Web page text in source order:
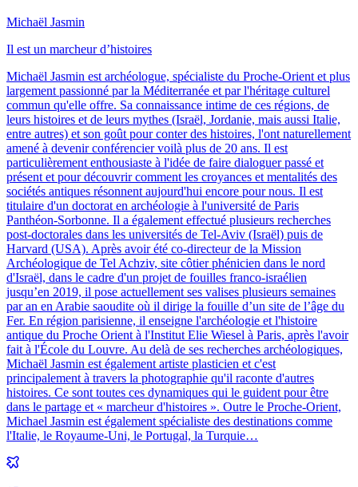
Michaël Jasmin
Il est un marcheur d’histoires
Michaël Jasmin est archéologue, spécialiste du Proche-Orient et plus
largement passionné par la Méditerranée et par l'héritage culturel
commun qu'elle offre. Sa connaissance intime de ces régions, de
leurs histoires et de leurs mythes (Israël, Jordanie, mais aussi Italie,
entre autres) et son goût pour conter des histoires, l'ont naturellement
amené à devenir conférencier voilà plus de 20 ans. Il est
particulièrement enthousiaste à l'idée de faire dialoguer passé et
présent et pour découvrir comment les croyances et mentalités des
sociétés antiques résonnent aujourd'hui encore pour nous. Il est
titulaire d'un doctorat en archéologie à l'université de Paris
Panthéon-Sorbonne. Il a également effectué plusieurs recherches
post-doctorales dans les universités de Tel-Aviv (Israël) puis de
Harvard (USA). Après avoir été co-directeur de la Mission
Archéologique de Tel Achziv, site côtier phénicien dans le nord
d'Israël, dans le cadre d'un projet de fouilles franco-israélien
jusqu’en 2019, il pose actuellement ses valises plusieurs semaines
par an en Arabie saoudite où il dirige la fouille d’un site de l’âge du
Fer. En région parisienne, il enseigne l'archéologie et l'histoire
antique du Proche Orient à l'Institut Elie Wiesel à Paris, après l'avoir
fait à l'École du Louvre. Au delà de ses recherches archéologiques,
Michaël Jasmin est également artiste plasticien et c'est
principalement à travers la photographie qu'il raconte d'autres
histoires. Ce sont toutes ces dynamiques qui le guident pour être
dans le partage et « marcheur d'histoires ». Outre le Proche-Orient,
Michael Jasmin est également spécialiste des destinations comme
l'Italie, le Royaume-Uni, le Portugal, la Turquie…